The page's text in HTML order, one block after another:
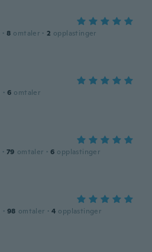
· 8 omtaler · 2 opplastinger
· 6 omtaler
· 79 omtaler · 6 opplastinger
· 98 omtaler · 4 opplastinger